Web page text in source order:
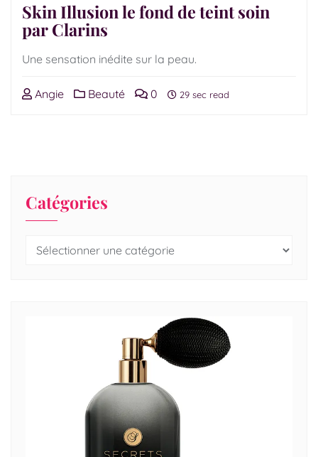
Skin Illusion le fond de teint soin
par Clarins
Une sensation inédite sur la peau.
Angie Beauté 0 29 sec read
Catégories